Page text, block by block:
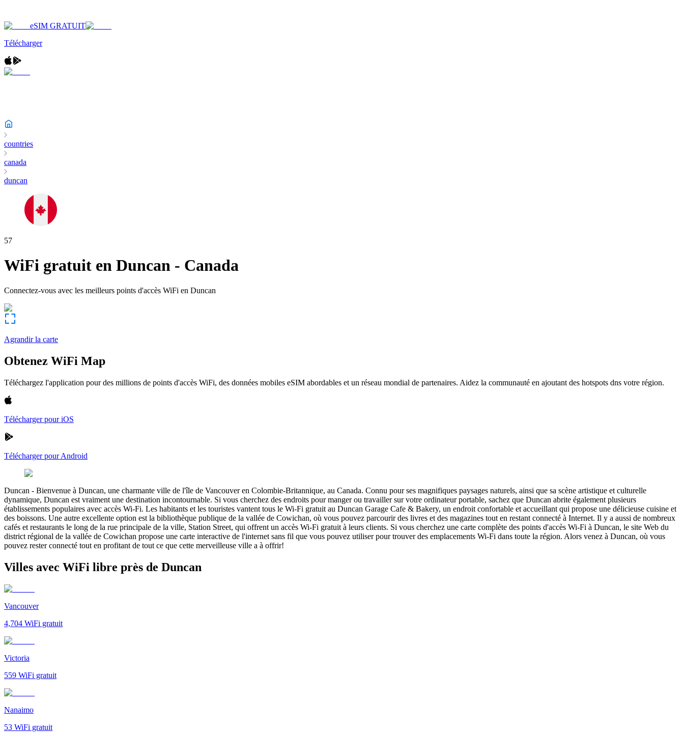
eSIM GRATUIT
Télécharger
countries
canada
duncan
57
WiFi gratuit en Duncan - Canada
Connectez-vous avec les meilleurs points d'accès WiFi en Duncan
Agrandir la carte
Obtenez WiFi Map
Téléchargez l'application pour des millions de points d'accès WiFi, des données mobiles eSIM abordables et un réseau mondial de partenaires. Aidez la communauté en ajoutant des hotspots dns votre région.
Télécharger pour iOS
Télécharger pour Android
Duncan - Bienvenue à Duncan, une charmante ville de l'île de Vancouver en Colombie-Britannique, au Canada. Connu pour ses magnifiques paysages naturels, ainsi que sa scène artistique et culturelle
dynamique, Duncan est vraiment une destination incontournable. Si vous cherchez des endroits pour manger ou travailler sur votre ordinateur portable, sachez que Duncan abrite également plusieurs
établissements populaires avec accès Wi-Fi. Les habitants et les touristes vantent tous le Wi-Fi gratuit au Duncan Garage Cafe & Bakery, un endroit confortable et accueillant qui propose une délicieuse cuisine et
des boissons. Une autre excellente option est la bibliothèque publique de la vallée de Cowichan, où vous pouvez parcourir des livres et des magazines tout en restant connecté à Internet. Il y a aussi de nombreux
cafés et restaurants le long de la rue principale de la ville, Station Street, qui offrent un accès Wi-Fi gratuit à leurs clients. Si vous cherchez une carte complète des points d'accès Wi-Fi à Duncan, le site Web du
district régional de la vallée de Cowichan propose une carte interactive de l'internet sans fil que vous pouvez utiliser pour trouver des emplacements Wi-Fi dans toute la région. Alors venez à Duncan, où vous
pouvez rester connecté tout en profitant de tout ce que cette merveilleuse ville a à offrir!
Villes avec WiFi libre près de Duncan
Vancouver
4,704 WiFi gratuit
Victoria
559 WiFi gratuit
Nanaimo
53 WiFi gratuit